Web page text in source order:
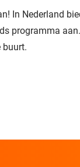
In Nederland
programma aan.
buurt.